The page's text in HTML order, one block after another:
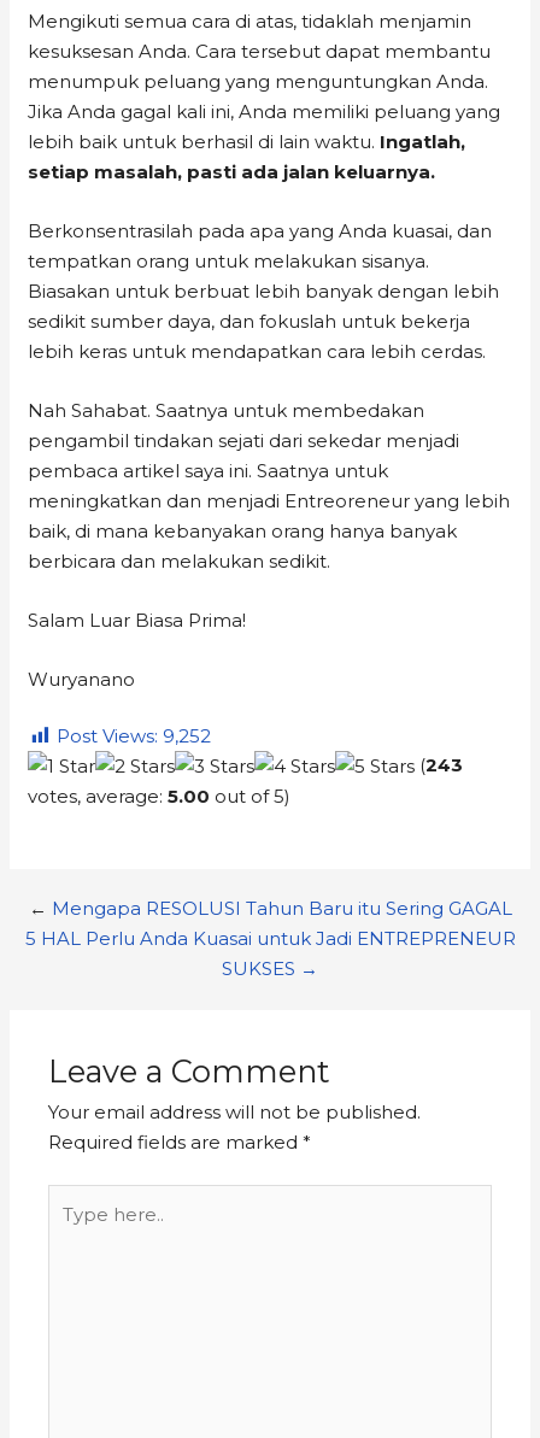
Mengikuti semua cara di atas, tidaklah menjamin
kesuksesan Anda. Cara tersebut dapat membantu
menumpuk peluang yang menguntungkan Anda.
Jika Anda gagal kali ini, Anda memiliki peluang yang
lebih baik untuk berhasil di lain waktu. Ingatlah,
setiap masalah, pasti ada jalan keluarnya.
Berkonsentrasilah pada apa yang Anda kuasai, dan
tempatkan orang untuk melakukan sisanya.
Biasakan untuk berbuat lebih banyak dengan lebih
sedikit sumber daya, dan fokuslah untuk bekerja
lebih keras untuk mendapatkan cara lebih cerdas.
Nah Sahabat. Saatnya untuk membedakan
pengambil tindakan sejati dari sekedar menjadi
pembaca artikel saya ini. Saatnya untuk
meningkatkan dan menjadi Entreoreneur yang lebih
baik, di mana kebanyakan orang hanya banyak
berbicara dan melakukan sedikit.
Salam Luar Biasa Prima!
Wuryanano
Post Views: 9,252
(243
votes, average:5.00 out of 5)
← Mengapa RESOLUSI Tahun Baru itu Sering GAGAL
5 HAL Perlu Anda Kuasai untuk Jadi ENTREPRENEUR
SUKSES →
Leave a Comment
Your email address will not be published.
Required fields are marked*